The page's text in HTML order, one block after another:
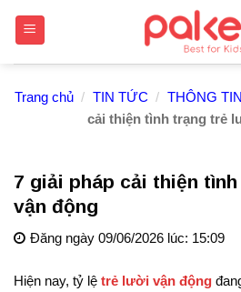
Trang chủ / TIN TỨC / THÔNG
cải thiện tình trạng trẻ
7 giải pháp cải thiện
vận động
Đăng ngày 09/06/2026 lúc: 15:09
Hiện nay, tỷ lệ trẻ lười vận động